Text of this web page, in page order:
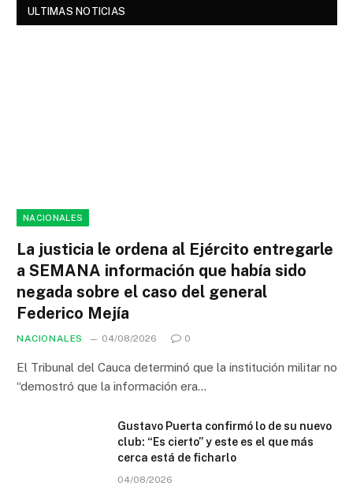
ULTIMAS NOTICIAS
NACIONALES
La justicia le ordena al Ejército entregarle
a SEMANA información que había sido
negada sobre el caso del general
Federico Mejía
NACIONALES 04/08/2026 0
El Tribunal del Cauca determinó que la institución militar no
“demostró que la información era…
Gustavo Puerta confirmó lo de su nuevo
club: “Es cierto” y este es el que más
cerca está de ficharlo
04/08/2026